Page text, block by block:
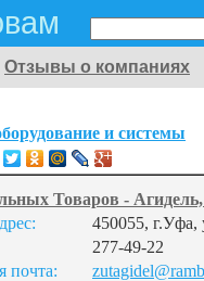
Отзывы о компаниях
и системы
Товаров -
450055, г.Уфа,
277-49-22
почта: